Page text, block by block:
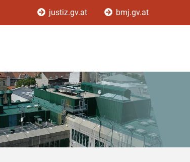
justiz.gv.at bmj.gv.at